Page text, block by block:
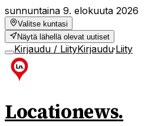
sunnuntaina 9. elokuuta 2026
Valitse kuntasi
Näytä lähellä olevat uutiset
Kirjaudu / LiityKirjaudu·Liity
Locationews.